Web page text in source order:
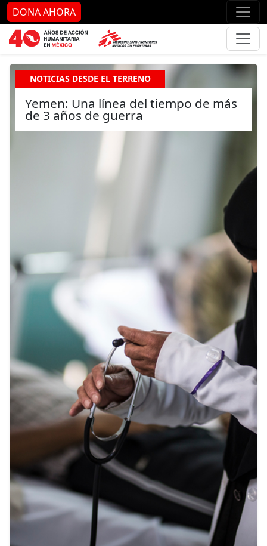
Ir al contenido principal Ir
DONA AHORA
NOTICIAS DESDE EL TERRENO
Yemen: Una línea del tiempo de más
de 3 años de guerra